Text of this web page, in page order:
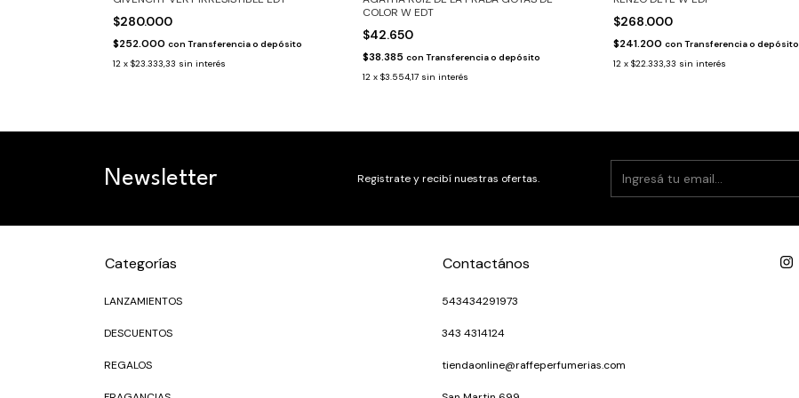
$280.000
$252.000 con Transferencia o depósito
12 x $23.333,33 sin interés
COLOR W EDT
$42.650
$38.385con Transferencia o depósito
12 x$3.554,17 sin interés
$268.000
$241.200 con Transferencia o depósito
12 x $22.333,33 sin interés
Newsletter Registrate y recibí nuestras ofertas.
Categorías
LANZAMIENTOS
DESCUENTOS
REGALOS
Contactános
543434291973
343 4314124
tiendaonline@raffeperfumerias.com